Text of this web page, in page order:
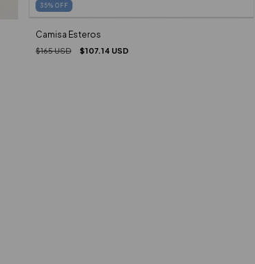
35%OFF
Camisa Esteros
$165 USD $107.14 USD